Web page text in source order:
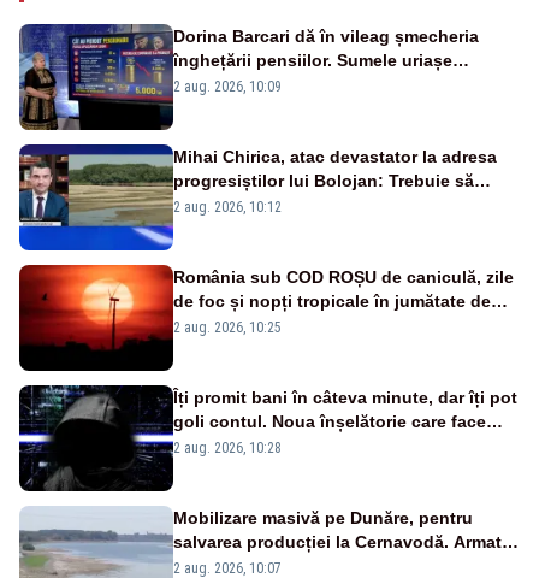
Dorina Barcari dă în vileag șmecheria
înghețării pensiilor. Sumele uriașe
pierdute de fiecare român
2 aug. 2026, 10:09
Mihai Chirica, atac devastator la adresa
progresiștilor lui Bolojan: Trebuie să
protejăm și natura, dar nu șținem omaneii
2 aug. 2026, 10:12
România sub COD ROȘU de caniculă, zile
de foc și nopți tropicale în jumătate de
țară
2 aug. 2026, 10:25
Îți promit bani în câteva minute, dar îți pot
goli contul. Noua înșelătorie care face
victime pe Facebook și WhatsApp
2 aug. 2026, 10:28
Mobilizare masivă pe Dunăre, pentru
salvarea producției la Cernavodă. Armata
va detona o stâncă și va devia apa
2 aug. 2026, 10:07